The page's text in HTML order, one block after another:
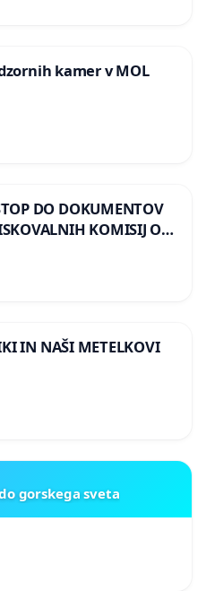
kamer v MOL
DO DOKUMENTOV
KOMISIJ O
IN NAŠI METELKOVI
gorskega sveta